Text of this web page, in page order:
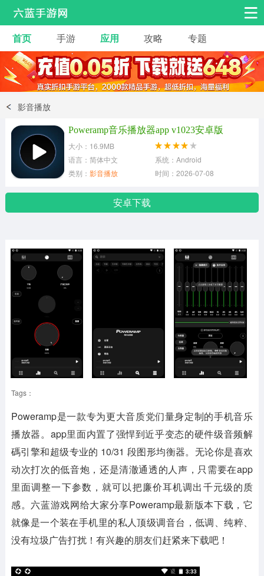
安卓手游 手游工具
热门手游 角色扮演 益智休闲
动作射击
冒险解谜
体育竞技
首页 手游 应用 攻略 专题
影音播放
Poweramp音乐播放器app v1023安卓版
大小：16.9MB
语言：简体中文
系统：Android
类别： 影音播放 时间：2026-07-08
安卓下载
Tags：
Poweramp是一款专为更大音质党们量身定制的手机音乐
播放器。app里面内置了强悍到近乎变态的硬件级音频解
碼引擎和超级专业的 10/31 段图形均衡器。无论你是喜欢
动次打次的低音炮，还是清澈通透的人声，只需要在app
里面调整一下参数，就可以把廉价耳机调出千元级的质
感。六蓝游戏网给大家分享Poweramp最新版本下载，它
就像是一个装在手机里的私人顶级调音台，低调、纯粹、
没有垃圾广告打扰！有兴趣的朋友们赶紧来下载吧！